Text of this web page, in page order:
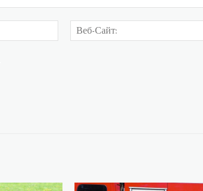
Электронная
почта:*